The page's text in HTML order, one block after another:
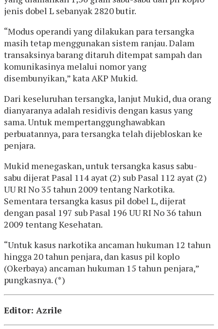
jenis dobel L sebanyak 2820 butir.
“Modus operandi yang dilakukan para tersangka
masih tetap menggunakan sistem ranjau. Dalam
transaksinya barang ditaruh ditempat sampah dan
komunikasinya melalui nomor yang
disembunyikan,” kata AKP Mukid.
Dari keseluruhan tersangka, lanjut Mukid, dua orang
dianyaranya adalah residivis dengan kasus yang
sama. Untuk mempertanggunghawabkan
perbuatannya, para tersangka telah dijebloskan ke
penjara.
Mukid menegaskan, untuk tersangka kasus sabu-
sabu dijerat Pasal 114 ayat (2) sub Pasal 112 ayat (2)
UU RI No 35 tahun 2009 tentang Narkotika.
Sementara tersangka kasus pil dobel L, dijerat
dengan pasal 197 sub Pasal 196 UU RI No 36 tahun
2009 tentang Kesehatan.
“Untuk kasus narkotika ancaman hukuman 12 tahun
hingga 20 tahun penjara, dan kasus pil koplo
(Okerbaya) ancaman hukuman 15 tahun penjara,”
pungkasnya. (*)
Editor: Azrile